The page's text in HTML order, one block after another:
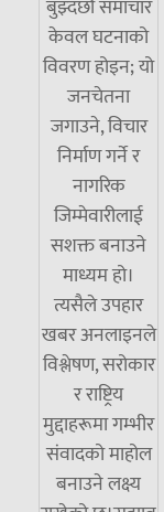
बुझ्दछौं समाचार
केवल घटनाको
विवरण होइन; यो
जनचेतना
जगाउने, विचार
निर्माण गर्ने र
नागरिक
जिम्मेवारीलाई
सशक्त बनाउने
माध्यम हो।
त्यसैले उपहार
खबर अनलाइनले
विश्लेषण, सरोकार
र राष्ट्रिय
मुद्दाहरूमा गम्भीर
संवादको माहोल
बनाउने लक्ष्य